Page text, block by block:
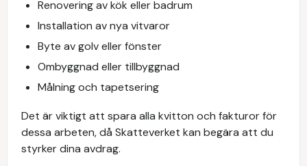
Renovering av kök eller badrum
Installation av nya vitvaror
Byte av golv eller fönster
Ombyggnad eller tillbyggnad
Målning och tapetsering
Det är viktigt att spara alla kvitton och fakturor för
dessa arbeten, då Skatteverket kan begära att du
styrker dina avdrag.